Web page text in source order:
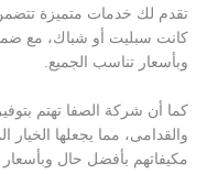
تقدم لك خدمات متميزة
كانت سبليت أو شباك، مع
وبأسعار تناسب الجميع.
كما أن شركة الصفا تهتم
والقدامى، مما يجعلها
مكيفاتهم بأفضل حال